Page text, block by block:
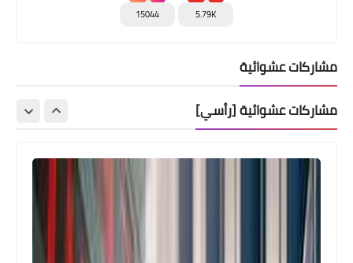
5.79K
15044
مشاركات عشوائية
مشاركات عشوائية [رأسي]